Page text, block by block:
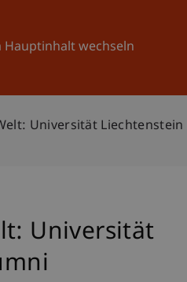
Hauptinhalt wechseln
Aktuelles
Universität Liechtenstein
Universität